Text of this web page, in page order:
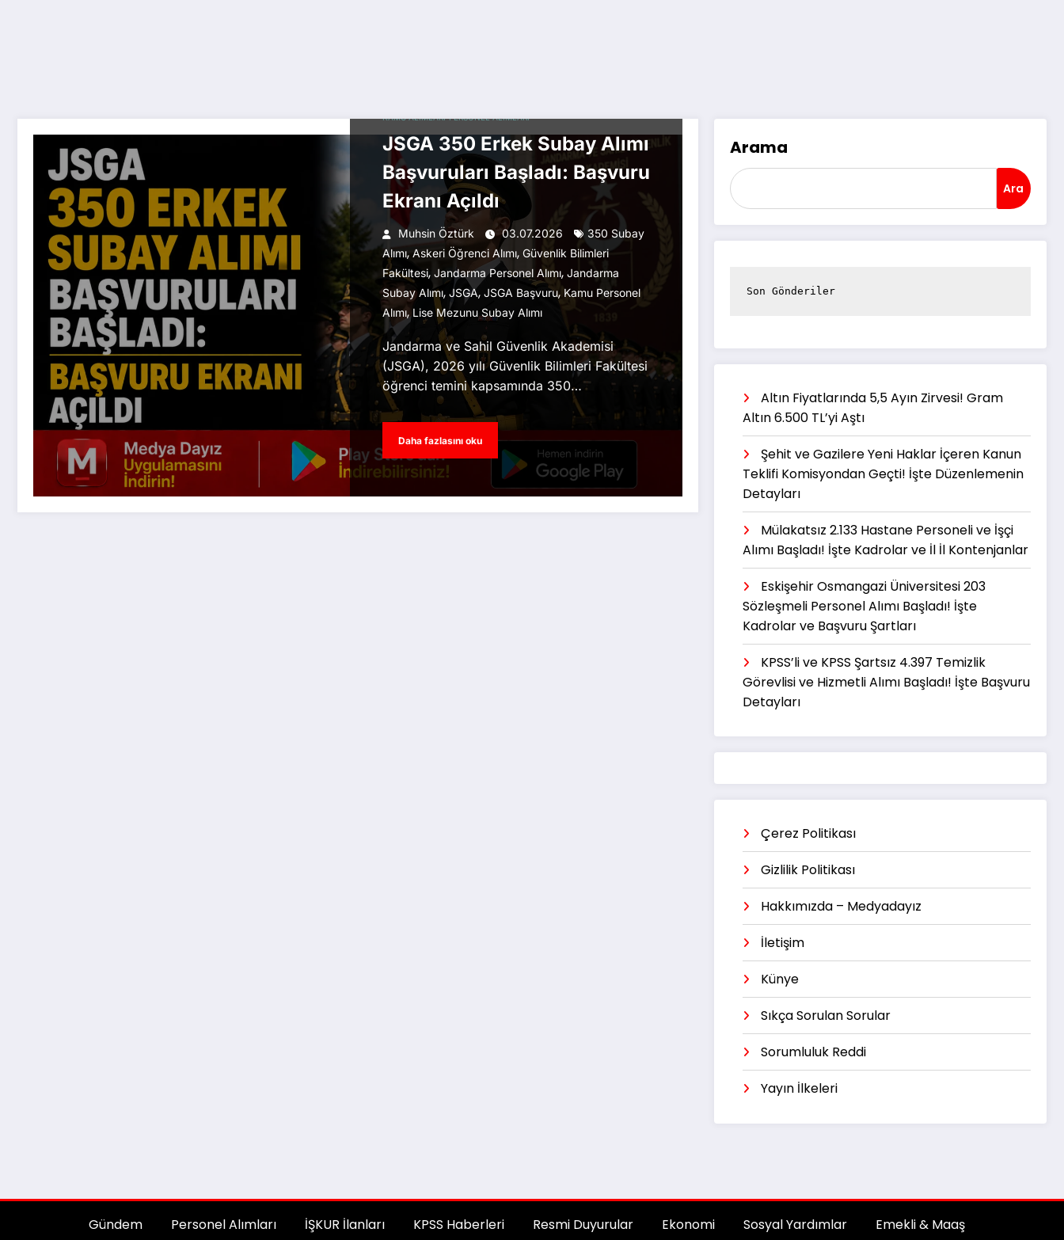
KAMU ALIMLARI PERSONEL ALIMLARI
JSGA 350 Erkek Subay Alımı
Başvuruları Başladı: Başvuru
Ekranı Açıldı
Muhsin Öztürk 03.07.2026
350 Subay
Alımı, Askeri Öğrenci Alımı, Güvenlik Bilimleri
Fakültesi, Jandarma Personel Alımı, Jandarma
Subay Alımı, JSGA, JSGA Başvuru, Kamu Personel
Alımı,Lise Mezunu Subay Alımı
Jandarma ve Sahil Güvenlik Akademisi
(JSGA), 2026 yılı Güvenlik Bilimleri Fakültesi
öğrenci temini kapsamında 350…
Daha fazlasını oku
Arama
Ara
Son Gönderiler
Altın Fiyatlarında 5,5 Ayın Zirvesi! Gram
Altın 6.500 TL’yi Aştı
Şehit ve Gazilere Yeni Haklar İçeren Kanun
Teklifi Komisyondan Geçti! İşte Düzenlemenin
Detayları
Mülakatsız 2.133 Hastane Personeli ve İşçi
Alımı Başladı! İşte Kadrolar ve İl İl Kontenjanlar
Eskişehir Osmangazi Üniversitesi 203
Sözleşmeli Personel Alımı Başladı! İşte
Kadrolar ve Başvuru Şartları
KPSS’li ve KPSS Şartsız 4.397 Temizlik
Görevlisi ve Hizmetli Alımı Başladı! İşte Başvuru
Detayları
Çerez Politikası
Gizlilik Politikası
Hakkımızda – Medyadayız
İletişim
Künye
Sıkça Sorulan Sorular
Sorumluluk Reddi
Yayın İlkeleri
Gündem Personel Alımları İŞKUR İlanları KPSS Haberleri Resmi Duyurular Ekonomi Sosyal Yardımlar Emekli & Maaş